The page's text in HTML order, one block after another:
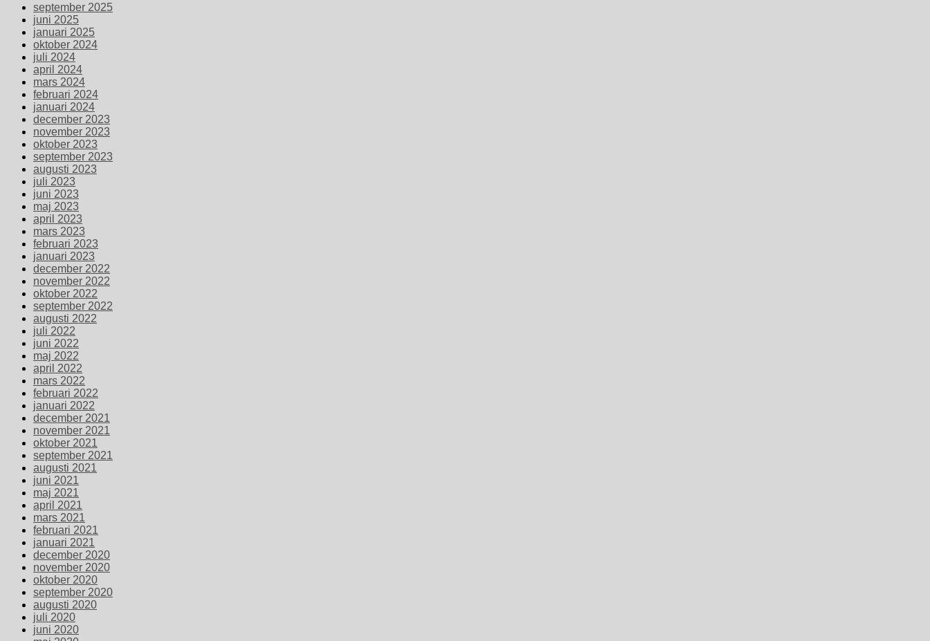
september 2025
juni 2025
januari 2025
oktober 2024
juli 2024
april 2024
mars 2024
februari 2024
januari 2024
december 2023
november 2023
oktober 2023
september 2023
augusti 2023
juli 2023
juni 2023
maj 2023
april 2023
mars 2023
februari 2023
januari 2023
december 2022
november 2022
oktober 2022
september 2022
augusti 2022
juli 2022
juni 2022
maj 2022
april 2022
mars 2022
februari 2022
januari 2022
december 2021
november 2021
oktober 2021
september 2021
augusti 2021
juni 2021
maj 2021
april 2021
mars 2021
februari 2021
januari 2021
december 2020
november 2020
oktober 2020
september 2020
augusti 2020
juli 2020
juni 2020